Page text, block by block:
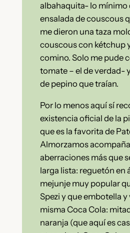
albahaquita- lo mínimo
ensalada de couscous
me dieron una taza
couscous con kétchup
comino. Solo me pude
tomate – el de verdad-
de pepino que traían.
Por lo menos aquí sí
existencia oficial de la
que es la favorita de
Almorzamos
aberraciones más que
larga lista: reguetón en
mejunje muy popular
Spezi y que embotella y
misma Coca Cola:
naranja (que aquí es